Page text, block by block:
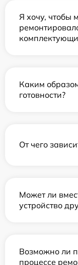
Я хочу, чтобы
Каким
готовности?
От чего
Может ли
устройство
Возможно ли
процессе